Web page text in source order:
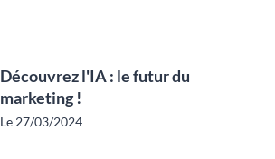
Découvrez l'IA : le futur du
marketing !
Le 27/03/2024